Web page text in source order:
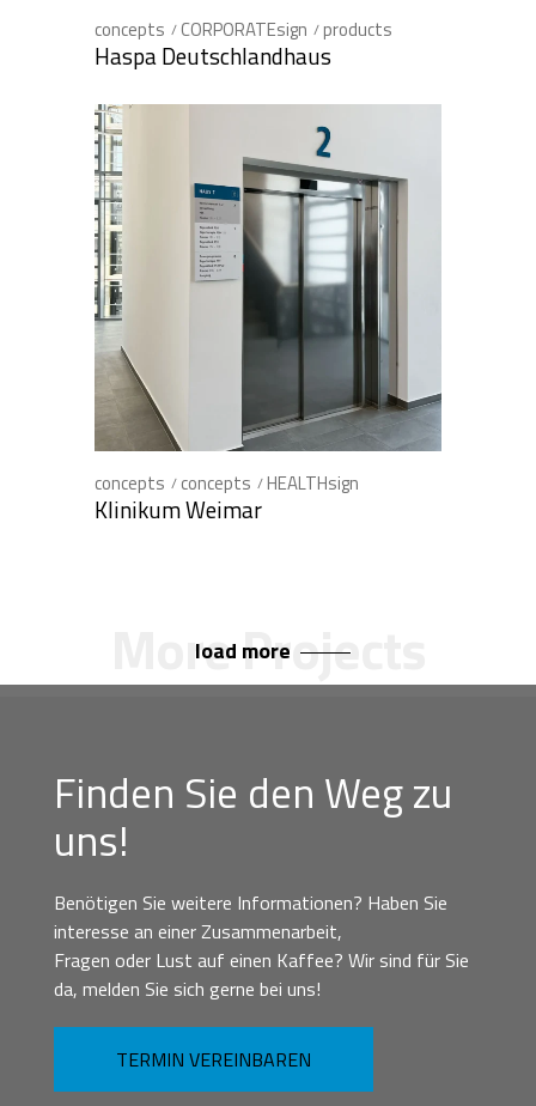
concepts CORPORATEsign products
Haspa Deutschlandhaus
concepts concepts HEALTHsign
Klinikum Weimar
load more
Finden Sie den Weg zu
uns!
Benötigen Sie weitere Informationen? Haben Sie
interesse an einer Zusammenarbeit,
Fragen oder Lust auf einen Kaffee? Wir sind für Sie
da, melden Sie sich gerne bei uns!
TERMIN VEREINBAREN